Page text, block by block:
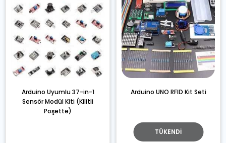
Arduino Uyumlu 37-in-1
Sensör Modül Kiti (Kilitli
Poşette)
TÜKENDI
Arduino UNO RFID Kit Seti